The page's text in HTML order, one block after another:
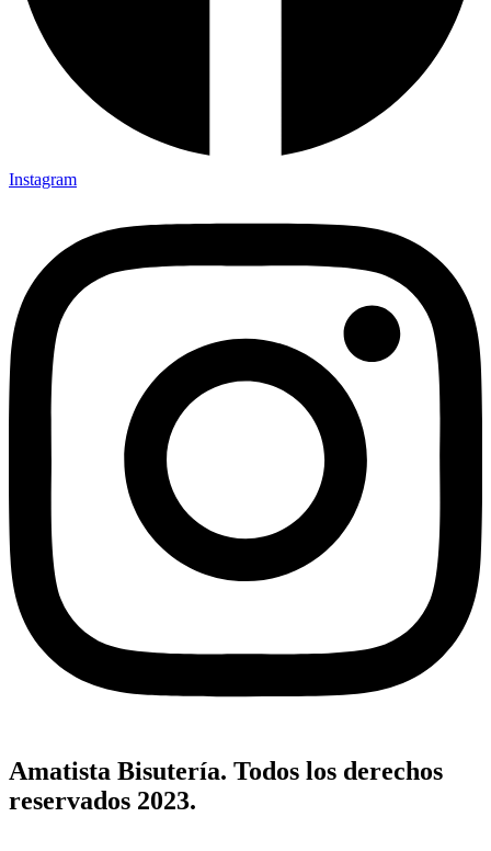
Instagram
Amatista Bisutería. Todos los derechos
reservados 2023.